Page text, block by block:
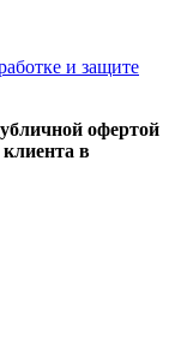
и защите
офертой
в